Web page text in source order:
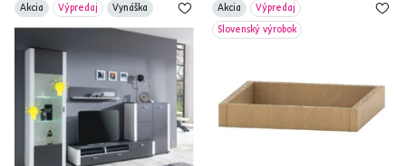
Akcia Výpredaj Vynáška Akcia
Výpredaj
Slovenský výrobok